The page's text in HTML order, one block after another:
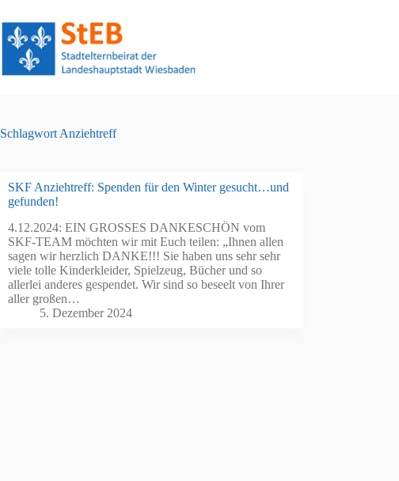
Inhalt
springen
Schlagwort Anziehtreff
SKF Anziehtreff: Spenden für den Winter gesucht…und
gefunden!
4.12.2024: EIN GROSSES DANKESCHÖN vom
SKF-TEAM möchten wir mit Euch teilen: „Ihnen allen
sagen wir herzlich DANKE!!! Sie haben uns sehr sehr
viele tolle Kinderkleider, Spielzeug, Bücher und so
allerlei anderes gespendet. Wir sind so beseelt von Ihrer
aller großen…
5. Dezember 2024